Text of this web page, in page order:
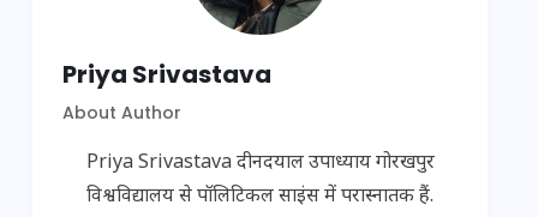
Priya Srivastava
About Author
Priya Srivastava दीनदयाल उपाध्याय गोरखपुर
विश्वविद्यालय से पॉलिटिकल साइंस में परास्नातक हैं.